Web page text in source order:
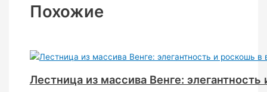
Похожие
Лестница из массива Венге: